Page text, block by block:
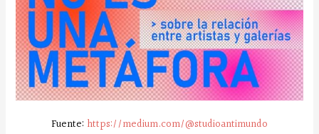
Fuente: https://medium.com/@studioantimundo